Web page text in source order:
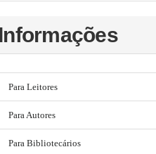
Para Leitores
Para Autores
Para Bibliotecários